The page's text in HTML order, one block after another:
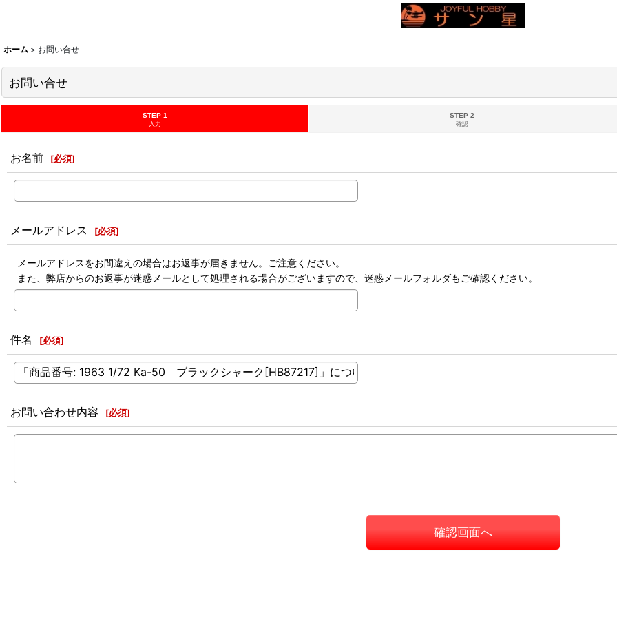
ホーム > お問い合せ
お問い合せ
STEP 1
入力
STEP 2
確認
お名前 [必須]
メールアドレス [必須]
メールアドレスをお間違えの場合はお返事が届きません。ご注意ください。
また、弊店からのお返事が迷惑メールとして処理される場合がございますので、迷惑メールフォルダもご確認ください。
件名 [必須]
お問い合わせ内容 [必須]
確認画面へ